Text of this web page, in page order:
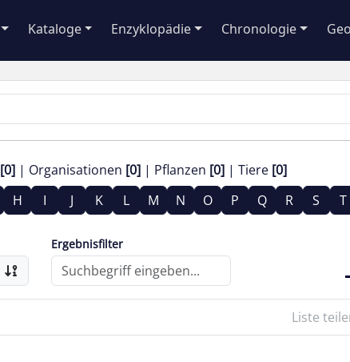
Kataloge Enzyklopädie Chronologie
[0] Organisationen [0] Pflanzen [0] Tiere [0]
H I J K L M N O P Q R S T
Ergebnisfilter
Liste